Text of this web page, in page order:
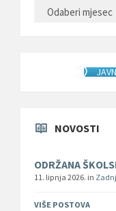
NOVOSTI
ODRŽANA
11. lipnja 2026. in
VIŠE POSTOVA